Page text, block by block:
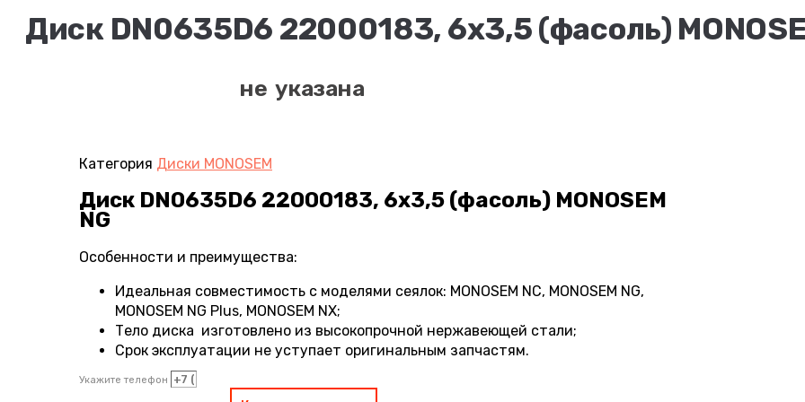
Диск DN0635D6 22000183, 6х3,5 (фасоль)
не указана
Категория Диски MONOSEM
Диск DN0635D6 22000183, 6х3,5 (фасоль) MONOSEM
NG
Особенности и преимущества:
Идеальная совместимость с моделями сеялок: MONOSEM NC, MONOSEM NG,
MONOSEM NG Plus, MONOSEM NX;
Тело диска изготовлено из высокопрочной нержавеющей стали;
Срок эксплуатации не уступает оригинальным запчастям.
Укажите телефон